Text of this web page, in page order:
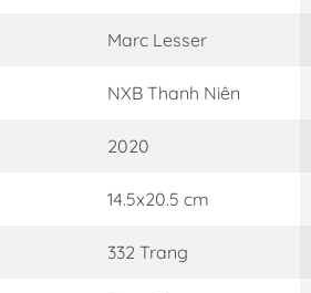
Marc Lesser
NXB Thanh Niên
2020
14.5x20.5 cm
332 Trang